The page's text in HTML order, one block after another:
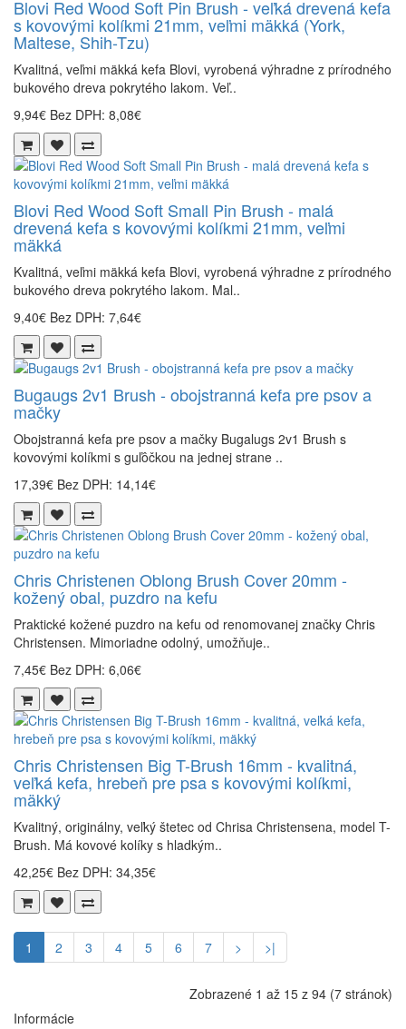
Blovi Red Wood Soft Pin Brush - veľká drevená kefa
s kovovými kolíkmi 21mm, veľmi mäkká (York,
Maltese, Shih-Tzu)
Kvalitná, veľmi mäkká kefa Blovi, vyrobená výhradne z prírodného
bukového dreva pokrytého lakom. Veľ..
9,94€ Bez DPH: 8,08€
Blovi Red Wood Soft Small Pin Brush - malá
drevená kefa s kovovými kolíkmi 21mm, veľmi
mäkká
Kvalitná, veľmi mäkká kefa Blovi, vyrobená výhradne z prírodného
bukového dreva pokrytého lakom. Mal..
9,40€ Bez DPH: 7,64€
Bugaugs 2v1 Brush - obojstranná kefa pre psov a
mačky
Obojstranná kefa pre psov a mačky Bugalugs 2v1 Brush s
kovovými kolíkmi s guľôčkou na jednej strane ..
17,39€ Bez DPH: 14,14€
Chris Christenen Oblong Brush Cover 20mm -
kožený obal, puzdro na kefu
Praktické kožené puzdro na kefu od renomovanej značky Chris
Christensen. Mimoriadne odolný, umožňuje..
7,45€ Bez DPH: 6,06€
Chris Christensen Big T-Brush 16mm - kvalitná,
veľká kefa, hrebeň pre psa s kovovými kolíkmi,
mäkký
Kvalitný, originálny, veľký štetec od Chrisa Christensena, model T-
Brush. Má kovové kolíky s hladkým..
42,25€ Bez DPH: 34,35€
1 2 3 4 5 6 7 > >|
Zobrazené 1 až 15 z 94 (7 stránok)
Informácie